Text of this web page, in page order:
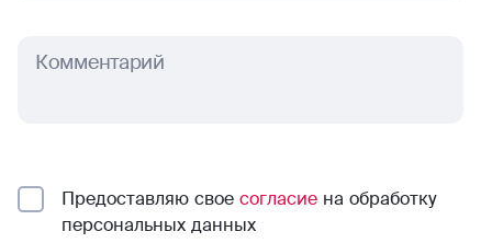
Комментарий
Предоставляю свое согласие на обработку
персональных данных